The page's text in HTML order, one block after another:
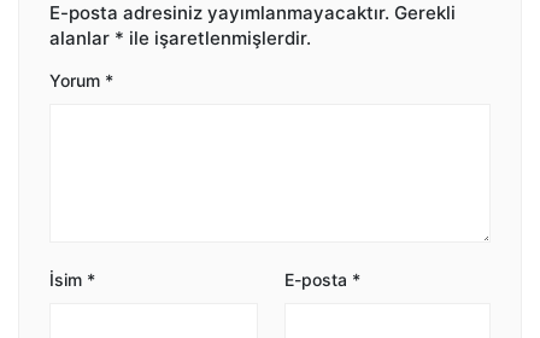
E-posta adresiniz yayımlanmayacaktır. Gerekli
alanlar * ile işaretlenmişlerdir.
Yorum *
İsim * E-posta *